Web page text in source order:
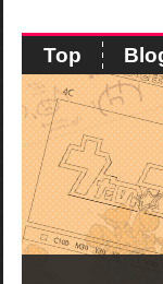
Top